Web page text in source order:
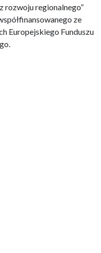
rozwoju regionalnego”
ze
Europejskiego Funduszu